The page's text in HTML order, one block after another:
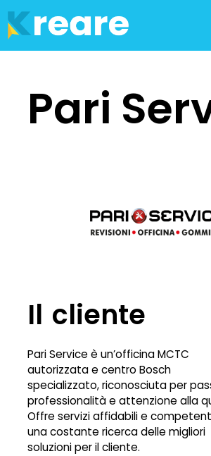
Pari
Il cliente
Pari Service è un’officina MCTC
autorizzata e centro Bosch
specializzato, riconosciuta per
professionalità e attenzione alla
Offre servizi affidabili e
una costante ricerca delle migliori
soluzioni per il cliente.